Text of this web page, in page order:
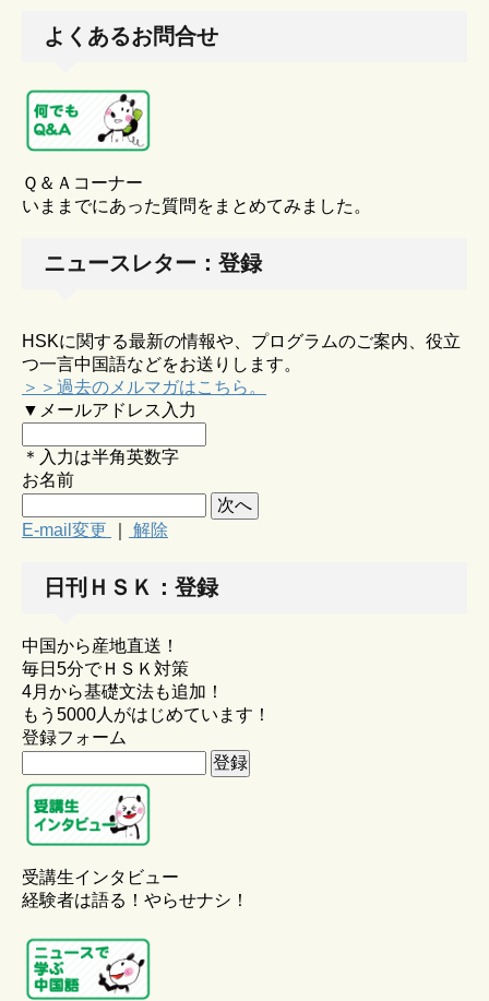
よくあるお問合せ
Ｑ＆Ａコーナー
いままでにあった質問をまとめてみました。
ニュースレター：登録
HSKに関する最新の情報や、プログラムのご案内、役立
つ一言中国語などをお送りします。
＞＞過去のメルマガはこちら。
▼メールアドレス入力
＊入力は半角英数字
お名前
E-mail変更 解除
日刊ＨＳＫ：登録
中国から産地直送！
毎日5分でＨＳＫ対策
4月から基礎文法も追加！
もう5000人がはじめています！
登録フォーム
受講生インタビュー
経験者は語る！やらせナシ！